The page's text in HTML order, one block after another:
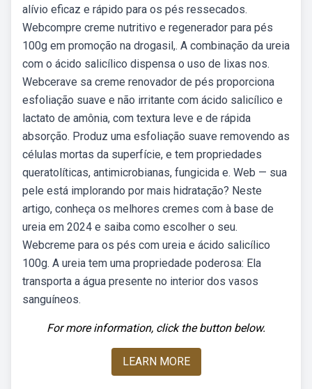
alívio eficaz e rápido para os pés ressecados.
Webcompre creme nutritivo e regenerador para pés
100g em promoção na drogasil,. A combinação da ureia
com o ácido salicílico dispensa o uso de lixas nos.
Webcerave sa creme renovador de pés proporciona
esfoliação suave e não irritante com ácido salicílico e
lactato de amônia, com textura leve e de rápida
absorção. Produz uma esfoliação suave removendo as
células mortas da superfície, e tem propriedades
queratolíticas, antimicrobianas, fungicida e. Web — sua
pele está implorando por mais hidratação? Neste
artigo, conheça os melhores cremes com à base de
ureia em 2024 e saiba como escolher o seu.
Webcreme para os pés com ureia e ácido salicílico
100g. A ureia tem uma propriedade poderosa: Ela
transporta a água presente no interior dos vasos
sanguíneos.
For more information, click the button below.
LEARN MORE